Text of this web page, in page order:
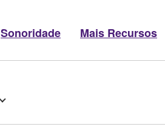
Sonoridade Mais Recursos